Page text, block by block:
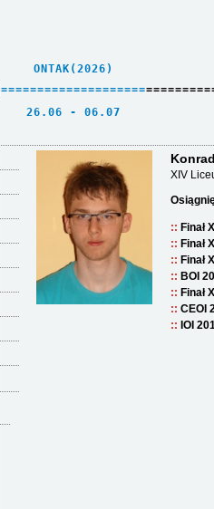
    ONTAK(2026)
====================
   26.06 - 06.07
XIV
Finał
Finał
Finał
BOI
Finał
CEOI
IOI